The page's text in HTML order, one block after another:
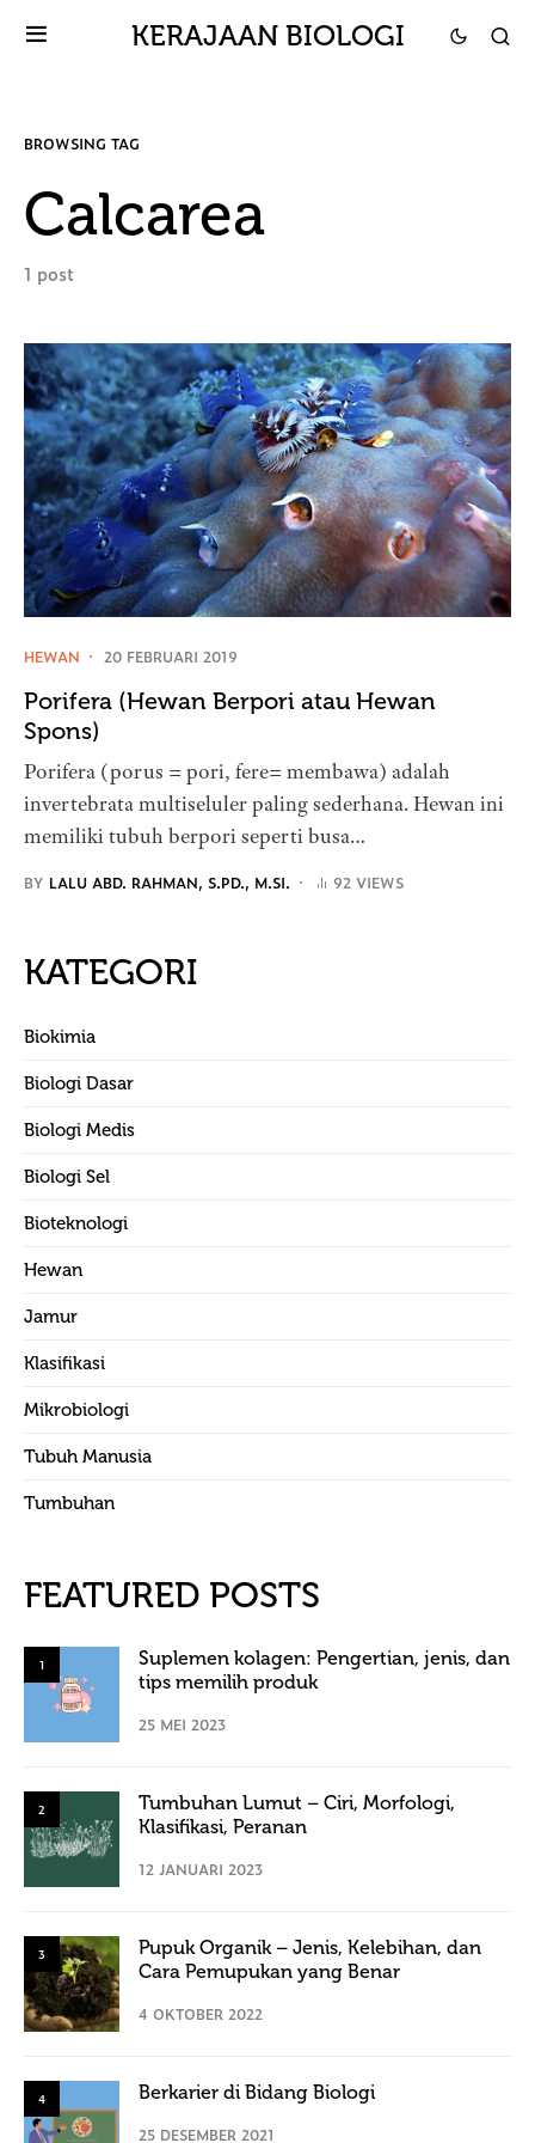
KERAJAAN BIOLOGI
BROWSING TAG
Calcarea
1 post
HEWAN 20 FEBRUARI 2019
Porifera (Hewan Berpori atau Hewan
Spons)
Porifera (porus = pori, fere= membawa) adalah
invertebrata multiseluler paling sederhana. Hewan ini
memiliki tubuh berpori seperti busa…
BY LALU ABD. RAHMAN, S.PD., M.SI. 92 VIEWS
KATEGORI
Biokimia
Biologi Dasar
Biologi Medis
Biologi Sel
Bioteknologi
Hewan
Jamur
Klasifikasi
Mikrobiologi
Tubuh Manusia
Tumbuhan
FEATURED POSTS
1
Suplemen kolagen: Pengertian, jenis, dan
tips memilih produk
25 MEI 2023
2
Tumbuhan Lumut – Ciri, Morfologi,
Klasifikasi, Peranan
12 JANUARI 2023
3
Pupuk Organik – Jenis, Kelebihan, dan
Cara Pemupukan yang Benar
4 OKTOBER 2022
4 Berkarier di Bidang Biologi
25 DESEMBER 2021